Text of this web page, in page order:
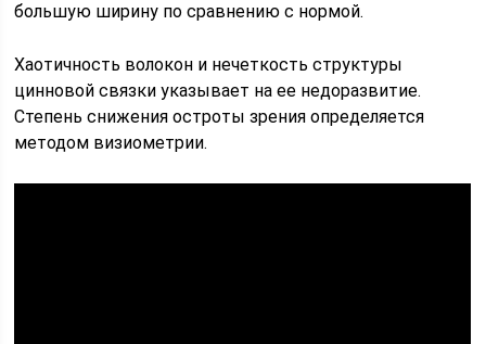
большую ширину по сравнению с нормой.
Хаотичность волокон и нечеткость структуры
цинновой связки указывает на ее недоразвитие.
Степень снижения остроты зрения определяется
методом визиометрии.